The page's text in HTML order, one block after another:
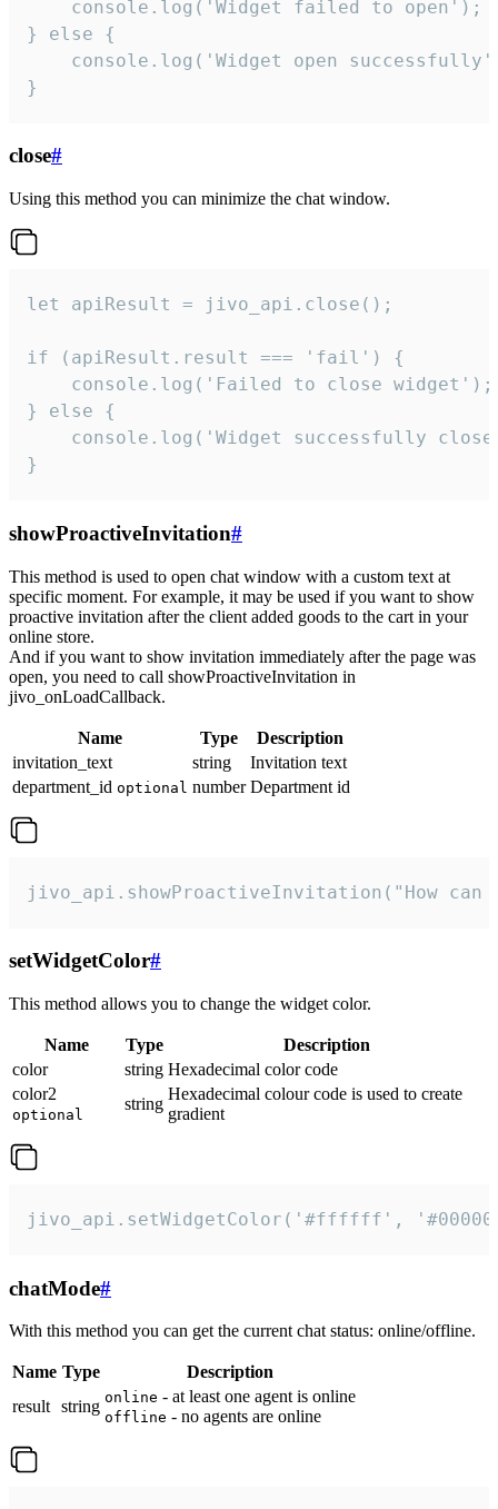
    console.log('Widget failed to open');
} else {
console.log('Widget open
}
close#
Using this method you can minimize the chat window.
let apiResult = jivo_api.close();
if (apiResult.result === 'fail') {
    console.log('Failed to close widget');
} else {
console.log('Widget successfully
}
showProactiveInvitation#
This method is used to open chat window with a custom text at
specific moment. For example, it may be used if you want to show
proactive invitation after the client added goods to the cart in your
online store.
And if you want to show invitation immediately after the page was
open, you need to call showProactiveInvitation in
jivo_onLoadCallback.
Name Type
Description
invitation_text
string
Invitation text
department_id optional number Department id
jivo_api.showProactiveInvitation("How
setWidgetColor#
This method allows you to change the widget color.
Name Type
Description
color
string Hexadecimal color code
color2
optional
string
Hexadecimal colour code is used to create
gradient
jivo_api.setWidgetColor('#ffffff',
chatMode#
With this method you can get the current chat status: online/offline.
Name Type
Description
result string online - at least one agent is online
offline - no agents are online